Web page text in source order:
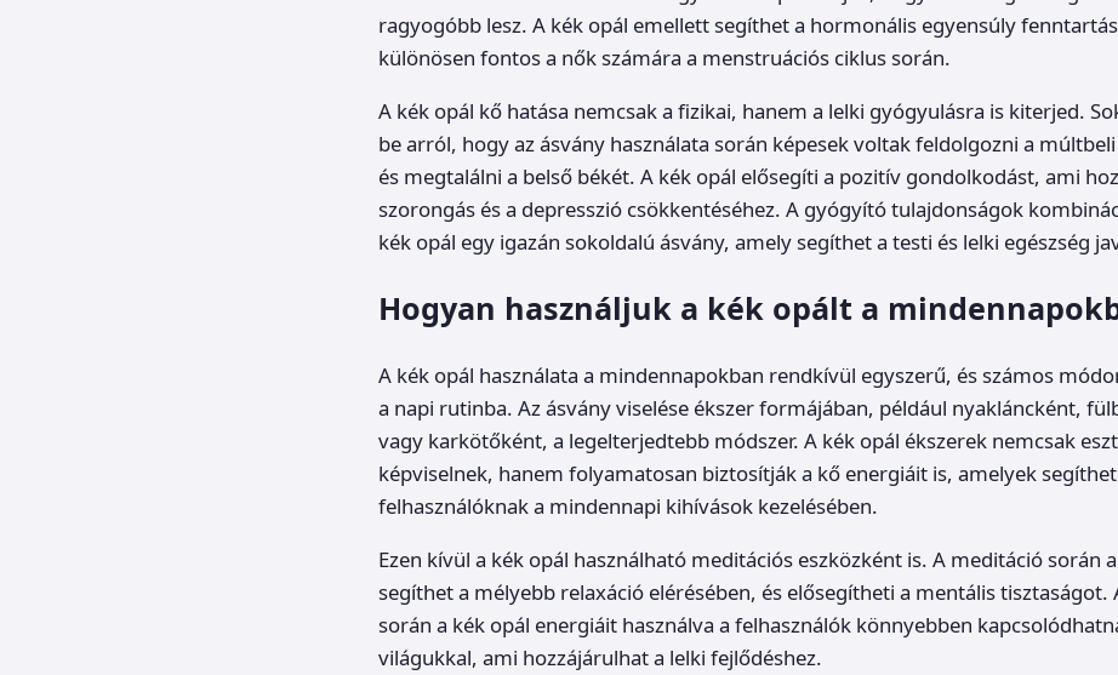
ragyogóbb lesz. A kék opál emellett segíthet a hormonális egyensúly
különösen fontos a nők számára a menstruációs ciklus során.
A kék opál kő hatása nemcsak a fizikai, hanem a lelki gyógyulásra is kiterjed.
be arról, hogy az ásvány használata során képesek voltak feldolgozni a
és megtalálni a belső békét. A kék opál elősegíti a pozitív gondolkodást, ami
szorongás és a depresszió csökkentéséhez. A gyógyító tulajdonságok
kék opál egy igazán sokoldalú ásvány, amely segíthet a testi és lelki egészség
Hogyan használjuk a kék opált a
A kék opál használata a mindennapokban rendkívül egyszerű, és számos
a napi rutinba. Az ásvány viselése ékszer formájában, például nyakláncként,
vagy karkötőként, a legelterjedtebb módszer. A kék opál ékszerek nemcsak
képviselnek, hanem folyamatosan biztosítják a kő energiáit is, amelyek
felhasználóknak a mindennapi kihívások kezelésében.
Ezen kívül a kék opál használható meditációs eszközként is. A meditáció során
segíthet a mélyebb relaxáció elérésében, és elősegítheti a mentális tisztaságot.
során a kék opál energiáit használva a felhasználók könnyebben
világukkal, ami hozzájárulhat a lelki fejlődéshez.